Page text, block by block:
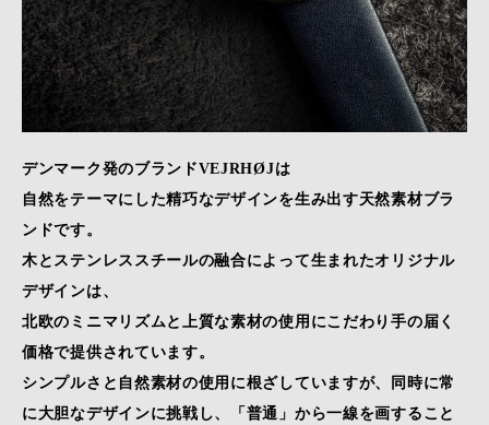
デンマーク発のブランドVEJRHØJは
自然をテーマにした精巧なデザインを生み出す天然素材ブラ
ンドです。
木とステンレススチールの融合によって生まれたオリジナル
デザインは、
北欧のミニマリズムと上質な素材の使用にこだわり手の届く
価格で提供されています。
シンプルさと自然素材の使用に根ざしていますが、同時に常
に大胆なデザインに挑戦し、「普通」から一線を画すること